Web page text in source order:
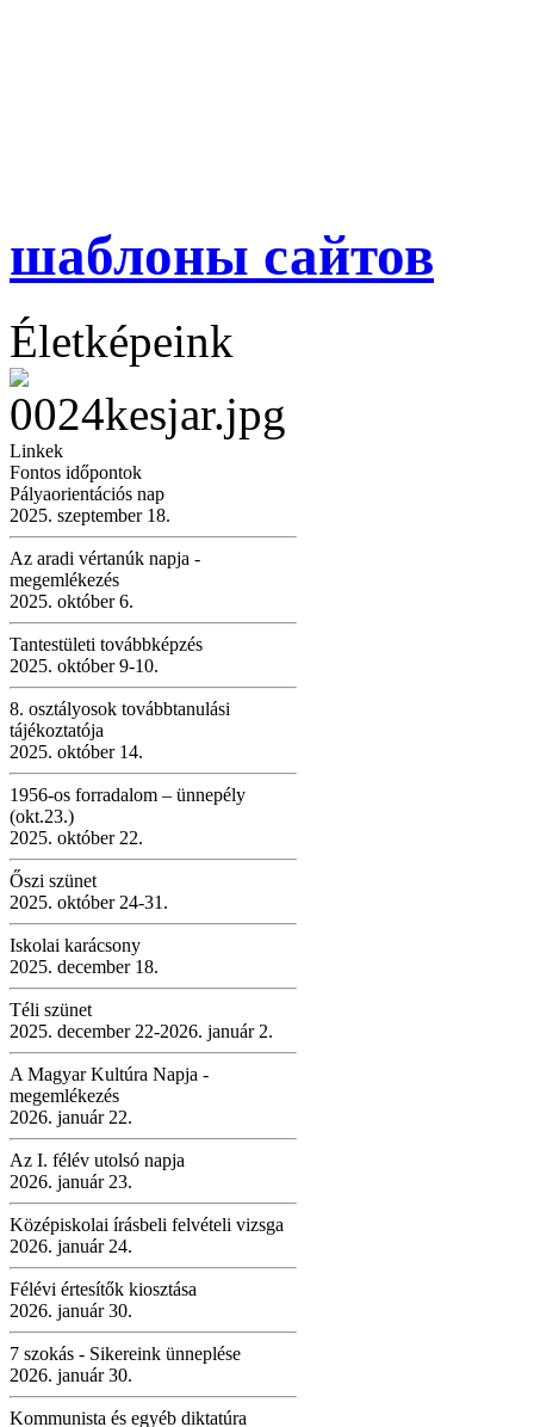
шаблоны сайтов
Életképeink
Linkek
Fontos időpontok
Pályaorientációs nap
2025. szeptember 18.
Az aradi vértanúk napja -
megemlékezés
2025. október 6.
Tantestületi továbbképzés
2025. október 9-10.
8. osztályosok továbbtanulási
tájékoztatója
2025. október 14.
1956-os forradalom – ünnepély
(okt.23.)
2025. október 22.
Őszi szünet
2025. október 24-31.
Iskolai karácsony
2025. december 18.
Téli szünet
2025. december 22-2026. január 2.
A Magyar Kultúra Napja -
megemlékezés
2026. január 22.
Az I. félév utolsó napja
2026. január 23.
Középiskolai írásbeli felvételi vizsga
2026. január 24.
Félévi értesítők kiosztása
2026. január 30.
7 szokás - Sikereink ünneplése
2026. január 30.
Kommunista és egyéb diktatúra